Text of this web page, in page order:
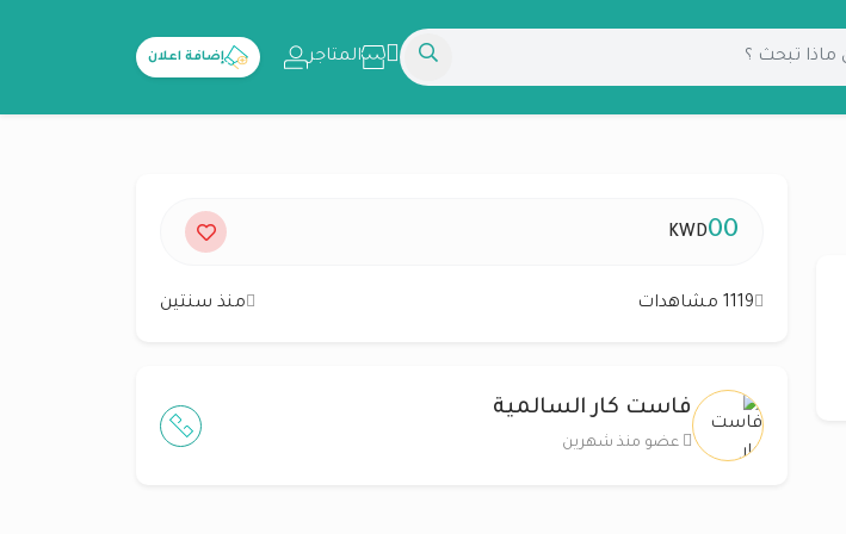
المتاجر إضافة اعلان
00
KWD
1119 مشاهدات منذ سنتين
فاست كار السالمية
عضو منذ شهرين